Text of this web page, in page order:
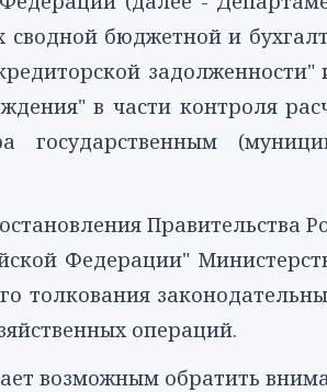
сводной бюджетной и
задолженности"
в части контроля
государственным
Правительства
Федерации"
толкования
операций.
возможным обратить